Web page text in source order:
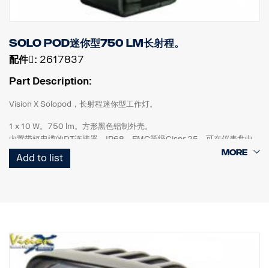
Solo Pod迷你型750 lm长射程。
配件􀌸: 2617837
Part Description:
Vision X Solopod，长射程迷你型工作灯。
1 x 10 W。750 lm。方形黑色铝制外壳。
内置带短电缆的DT连接器。IP68。EMC等级Cispr 25。可在仪表盘中
与其他Solopod连接，套件中包含硬件。30度光束光型。9-48 V多电
压。
Add to list